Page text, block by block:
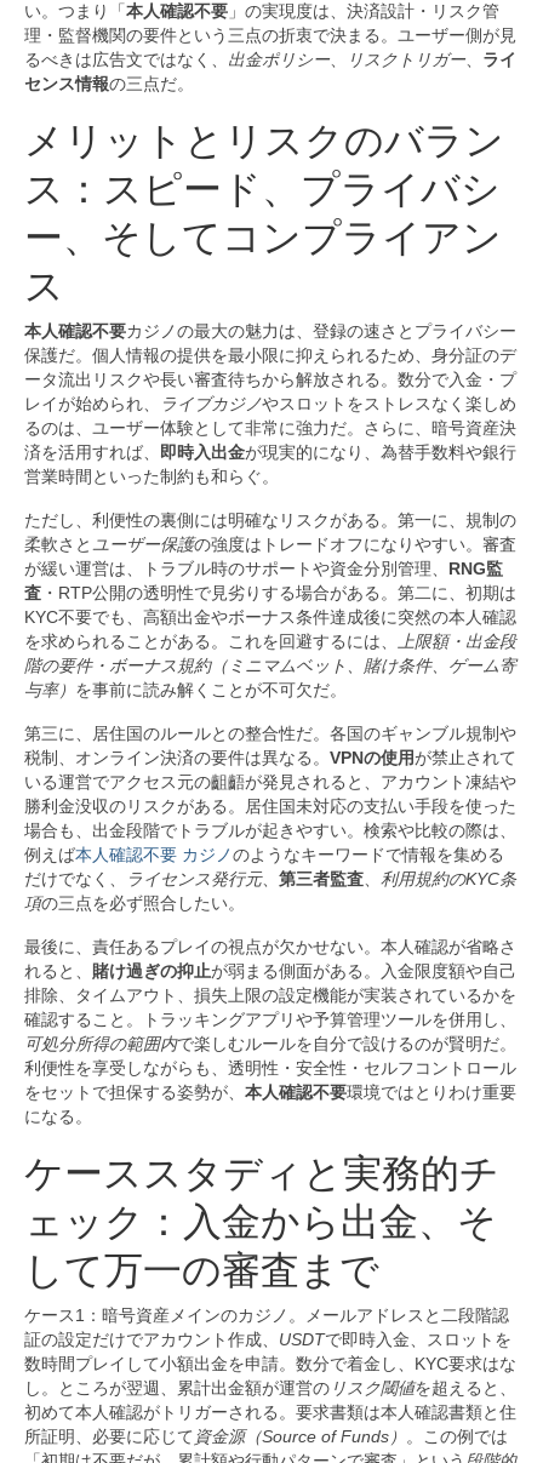
い。つまり「本人確認不要 」の実現度は、決済設計・リスク管
理・監督機関の要件という三点の折衷で決まる。ユーザー側が見
るべきは広告文ではなく、 出金ポリシー、 リスクトリガー、 ライ
センス情報の三点だ。
メリットとリスクのバラン
ス：スピード、プライバシ
ー、そしてコンプライアン
ス
本人確認不要カジノの最大の魅力は、登録の速さとプライバシー
保護だ。個人情報の提供を最小限に抑えられるため、身分証のデ
ータ流出リスクや長い審査待ちから解放される。数分で入金・プ
レイが始められ、
ライブカジノやスロットをストレスなく楽しめ
るのは、ユーザー体験として非常に強力だ。さらに、暗号資産決
済を活用すれば、 即時入出金が現実的になり、為替手数料や銀行
営業時間といった制約も和らぐ。
ただし、利便性の裏側には明確なリスクがある。第一に、規制の
柔軟さとユーザー保護の強度はトレードオフになりやすい。審査
が緩い運営は、トラブル時のサポートや資金分別管理、 RNG監
査 ・RTP公開の透明性で見劣りする場合がある。第二に、初期は
KYC不要でも、高額出金やボーナス条件達成後に突然の本人確認
を求められることがある。これを回避するには、 上限額・出金段
階の要件・ボーナス規約（ミニマムベット、賭け条件、ゲーム寄
与率） を事前に読み解くことが不可欠だ。
第三に、居住国のルールとの整合性だ。各国のギャンブル規制や
税制、オンライン決済の要件は異なる。 VPNの使用が禁止されて
いる運営でアクセス元の齟齬が発見されると、アカウント凍結や
勝利金没収のリスクがある。居住国未対応の支払い手段を使った
場合も、出金段階でトラブルが起きやすい。検索や比較の際は、
例えば本人確認不要 カジノのようなキーワードで情報を集める
だけでなく、
ライセンス発行元、 第三者監査、 利用規約のKYC条
項の三点を必ず照合したい。
最後に、責任あるプレイの視点が欠かせない。本人確認が省略さ
れると、 賭け過ぎの抑止が弱まる側面がある。入金限度額や自己
排除、タイムアウト、損失上限の設定機能が実装されているかを
確認すること。トラッキングアプリや予算管理ツールを併用し、
可処分所得の範囲内で楽しむルールを自分で設けるのが賢明だ。
利便性を享受しながらも、透明性・安全性・セルフコントロール
をセットで担保する姿勢が、 本人確認不要環境ではとりわけ重要
になる。
ケーススタディと実務的チ
ェック：入金から出金、そ
して万一の審査まで
ケース1：暗号資産メインのカジノ。メールアドレスと二段階認
証の設定だけでアカウント作成、 USDTで即時入金、スロットを
数時間プレイして小額出金を申請。数分で着金し、KYC要求はな
し。ところが翌週、累計出金額が運営の リスク閾値を超えると、
初めて本人確認がトリガーされる。要求書類は本人確認書類と住
所証明、必要に応じて 資金源（Source of Funds） 。この例では